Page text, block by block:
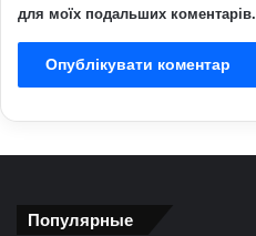
для моїх подальших коментарів.
Популярные